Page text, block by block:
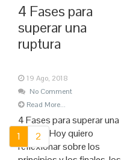
4 Fases para
superar una
ruptura
19 Ago, 2018
No Comment
Read More...
4 Fases para superar una
ruptura Hoy quiero
reflexionar sobre los
1 2